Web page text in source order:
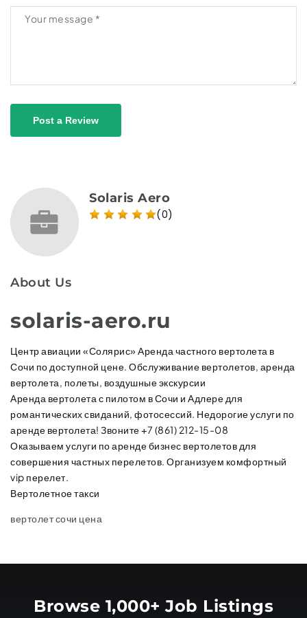
Post a Review
Solaris Aero
(0)
About Us
solaris-aero.ru
Центр авиации «Солярис» Аренда частного вертолета в
Сочи по доступной цене. Обслуживание вертолетов, аренда
вертолета, полеты, воздушные экскурсии
Аренда вертолета с пилотом в Сочи и Адлере для
романтических свиданий, фотосессий. Недорогие услуги по
аренде вертолета! Звоните +7 (861) 212-15-08‬
Оказываем услуги по аренде бизнес вертолетов для
совершения частных перелетов. Организуем комфортный
vip перелет.
Вертолетное такси
вертолет сочи цена
Browse 1,000+ Job Listings